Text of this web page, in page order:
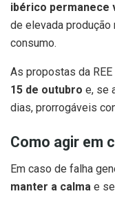
ibérico permanece
de elevada
consumo.
As propostas da
15 de outubro e, se
dias, prorrogáveis
Como agir em
Em caso de falha
manter a calma e